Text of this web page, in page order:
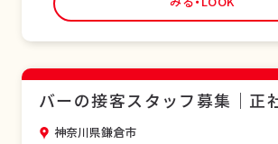
スを基礎から学べます。正社員として安定し
長期的なキャリア形成が可能です。シフト
バーの接客スタッフ募集｜正
神奈川県鎌倉市